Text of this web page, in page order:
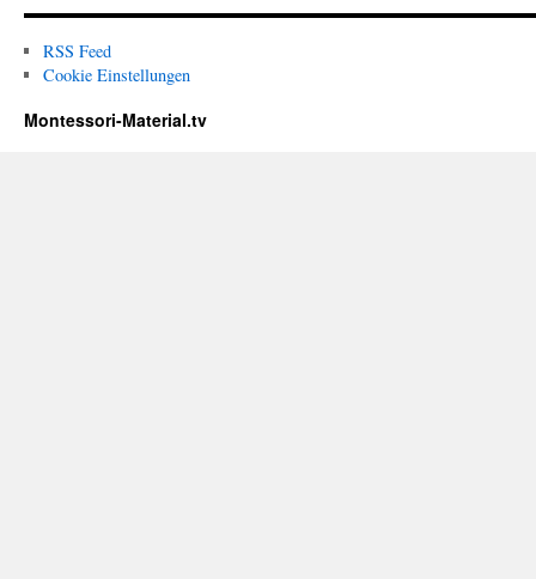
RSS Feed
Cookie Einstellungen
Montessori-Material.tv